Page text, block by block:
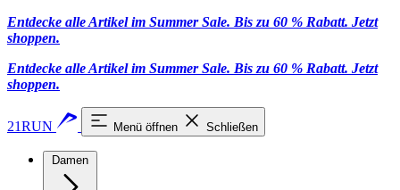
Entdecke alle Artikel im Summer Sale. Bis zu 60 % Rabatt. Jetzt
shoppen.
Entdecke alle Artikel im Summer Sale. Bis zu 60 % Rabatt. Jetzt
shoppen.
21RUN Menü öffnen Schließen
Damen